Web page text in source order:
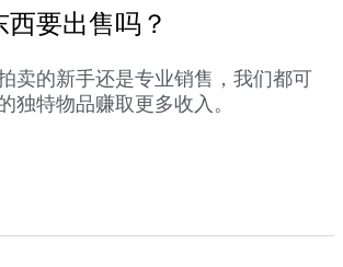
要出售吗？
卖的新手还是专业销售，我们都可
独特物品赚取更多收入。